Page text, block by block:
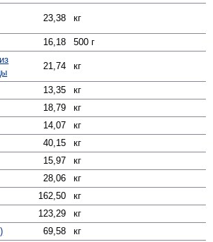
23,38 кг
16,18
500 г
21,74 кг
13,35
кг
18,79
кг
14,07
кг
40,15
кг
15,97
кг
28,06
кг
162,50
кг
123,29
кг
69,58
кг